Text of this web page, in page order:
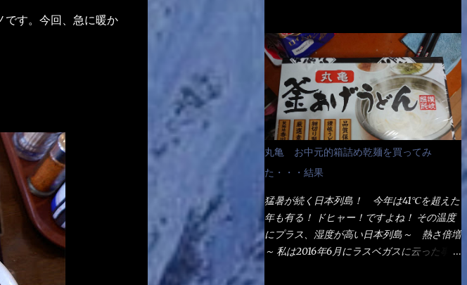
す。今回、急に暖か
いことが2つある！ 1つめは釜揚げうどんの
湯が無い注文が通るか？ 釜揚げうどんは、
木の桶に茹で湯と共に＜うどん＞が泳いでる
～ でもコレって食べきるまで湯に浸かって
いるわけで、最初と最後では麺の固さという
かコシが違う！ だったら湯なんか要らない
じゃん！ 茹で上げ直後の麺だけいいよ！と
なるでしょう。 事前にググって調べたら、
やっぱり＜湯無し＞注文は、裏注文方法とし
てあるらしい。 それと店員によっては、理
解出来ない者も居るらしい云う事。 そこで
ランチ混雑前に、行くのが店への配慮でもあ
る。 11:20 店内に入り・・・『釜揚げうど
丸亀 お中元的箱詰め乾麺を買ってみ
た・・・結果
猛暑が続く日本列島！ 今年は41℃を超えた
年も有る！ ドヒャー！ですよね！ その温度
にプラス、湿度が高い日本列島～ 熱さ倍増
～ 私は2016年6月にラスベガスに云った事が